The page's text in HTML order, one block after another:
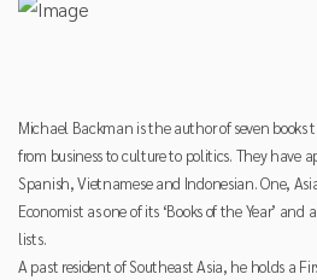
Michael Backman is the author of seven books
from business to culture to politics. They have
Spanish, Vietnamese and Indonesian. One,
Economist as one of its ‘Books of the Year’ and
lists.
A past resident of Southeast Asia, he holds a